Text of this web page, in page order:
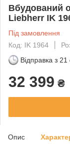
Вбудований
Liebherr IK
Під замовлення
Код: IK 1964
Відправка з 21
32 399 ₴
Опис